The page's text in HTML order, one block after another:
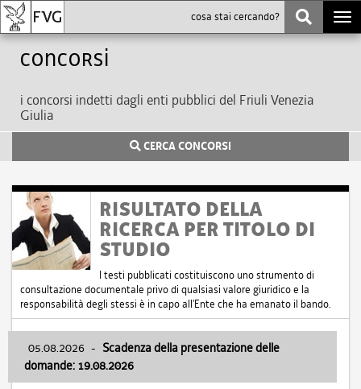
Concorsi
i concorsi indetti dagli enti pubblici del Friuli Venezia
Giulia
CERCA CONCORSI
RISULTATO DELLA
RICERCA PER TITOLO DI
STUDIO
I testi pubblicati costituiscono uno strumento di
consultazione documentale privo di qualsiasi valore giuridico e la
responsabilità degli stessi è in capo all'Ente che ha emanato il bando.
05.08.2026 - Scadenza della presentazione delle
domande: 19.08.2026